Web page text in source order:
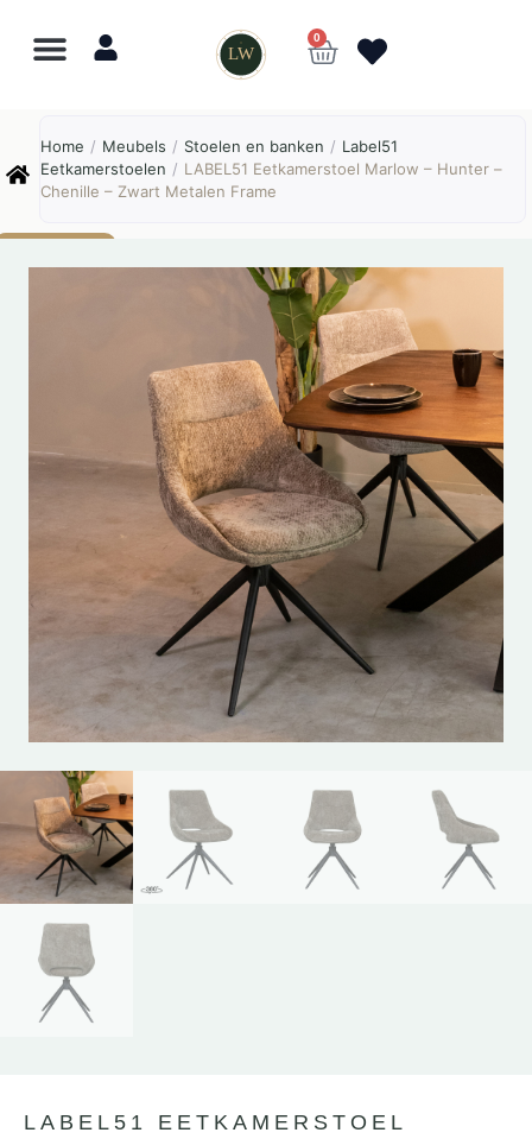
LW
0
Home / Meubels / Stoelen en banken / Label51
Eetkamerstoelen / LABEL51 Eetkamerstoel Marlow – Hunter –
Chenille – Zwart Metalen Frame
LABEL51 EETKAMERSTOEL
Online